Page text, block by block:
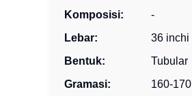
Komposisi:
-
Lebar:
36 inchi
Bentuk:
Tubular
Gramasi:
160-